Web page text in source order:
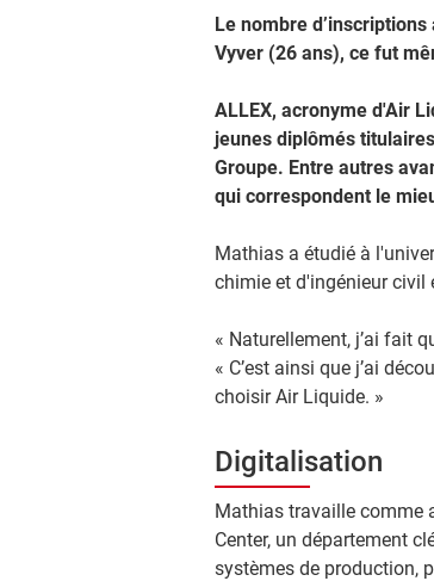
Le nombre
Vyver (26 ans), ce fut
ALLEX, acronyme d'Air
jeunes diplômés
Groupe. Entre autres
qui correspondent le
Mathias a étudié à
chimie et d'ingénieur civil
« Naturellement, j’ai fait
« C’est ainsi que j’ai
choisir Air Liquide. »
Digitalisation
Mathias travaille comme
Center, un département
systèmes de production,